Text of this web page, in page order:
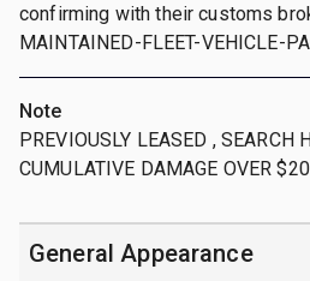
confirming with their customs
MAINTAINED-FLEET-VEHICLE-
Note
PREVIOUSLY LEASED , SEARCH
CUMULATIVE DAMAGE OVER
General Appearance